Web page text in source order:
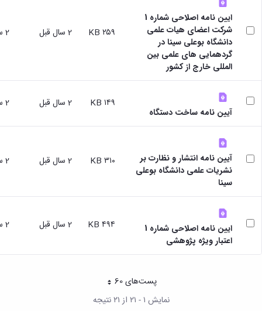
ایین نامه اصلاحی شماره 1
شرکت اعضای هیات علمی
دانشگاه بوعلی سینا در
گردهمایی های علمی بین
المللی خارج از کشور
۲۵۹ KB 2 سال قبل 2 سال قبل
آیین نامه ساخت دستگاه
۱۴۹ KB 2 سال قبل 2 سال قبل
آیین نامه انتشار و نظارت بر
نشریات علمی دانشگاه بوعلی
سینا
۳۱۰ KB 2 سال قبل 2 سال قبل
ایین نامه اصلاحی شماره 1
اعتبار ویژه پژوهشی
۴۹۴ KB 2 سال قبل 2 سال قبل
پست‌‌های 60هر صفحه
نمایش ۱ - ۲۱ از ۲۱ نتیجه